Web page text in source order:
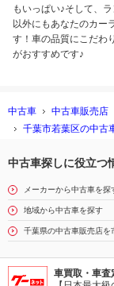
もいっぱい♪そして、
以外にもあなたのカー
す！車の品質にこだわ
がおすすめです♪
中古車 中古車販売店
千葉市若葉区の中古
中古車探しに役立つ
メーカーから中古車を探
地域から中古車を探す
千葉県の中古車販売店を
車買取・車